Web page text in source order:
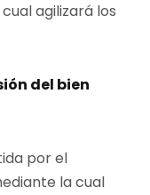
agilizará los
del bien
por el
la cual